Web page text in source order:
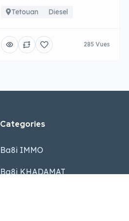
Tetouan Diesel
285 Vues
Categories
Ba8i IMMO
Ba8i KHADAMAT